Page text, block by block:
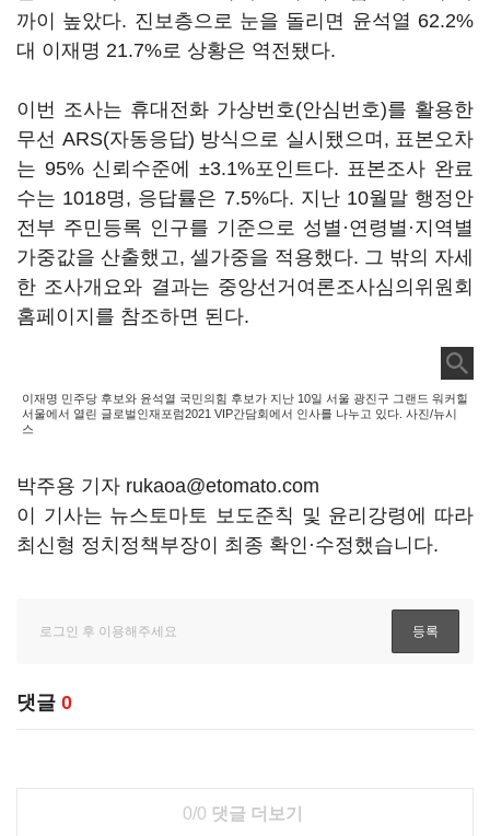
까이 높았다. 진보층으로 눈을 돌리면 윤석열 62.2%
대 이재명 21.7%로 상황은 역전됐다.
이번 조사는 휴대전화 가상번호(안심번호)를 활용한
무선 ARS(자동응답) 방식으로 실시됐으며, 표본오차
는 95% 신뢰수준에 ±3.1%포인트다. 표본조사 완료
수는 1018명, 응답률은 7.5%다. 지난 10월말 행정안
전부 주민등록 인구를 기준으로 성별·연령별·지역별
가중값을 산출했고, 셀가중을 적용했다. 그 밖의 자세
한 조사개요와 결과는 중앙선거여론조사심의위원회
홈페이지를 참조하면 된다.
이재명 민주당 후보와 윤석열 국민의힘 후보가 지난 10일 서울 광진구 그랜드 워커힐
서울에서 열린 글로벌인재포럼2021 VIP간담회에서 인사를 나누고 있다. 사진/뉴시
스
박주용 기자 rukaoa@etomato.com
이 기사는 뉴스토마토 보도준칙 및 윤리강령에 따라
최신형 정치정책부장이 최종 확인·수정했습니다.
댓글 0
0/0 댓글 더보기